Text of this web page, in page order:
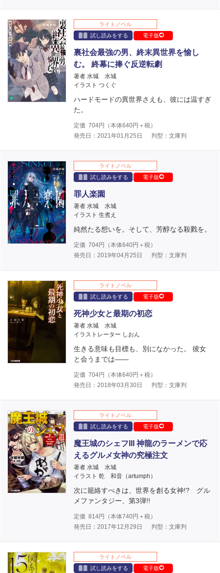
ライトノベル
試し読みをする
電子版
裏社会最強の男、終末異世界を愉し
む。 終幕に捧ぐ反逆転劇
著者 水城 水城
イラスト つくぐ
ハードモードの異世界さえも、彼には温すぎ
た。
定価 704円（本体640円＋税）
発売日：2021年01月25日
判型：文庫判
ライトノベル
試し読みをする
電子版
罪人楽園
著者 水城 水城
イラスト 生煮え
純然たる想いを。そして、芳醇なる殺戮を。
定価 704円（本体640円＋税）
発売日：2019年04月25日
判型：文庫判
ライトノベル
試し読みをする
電子版
死神少女と最期の初恋
著者 水城 水城
イラストレーター しおん
生きる意味も目標も、別になかった。 彼女
と会うまでは――
定価 704円（本体640円＋税）
発売日：2018年03月30日
判型：文庫判
ライトノベル
試し読みをする
電子版
魔王城のシェフIII 神龍のラーメンで応
えるグルメ女神の究極注文
著者 水城 水城
イラスト 乾 和音（artumph）
次に籠絡すべきは、世界を創る女神!? グル
メファンタジー、第3弾!!
定価 814円（本体740円＋税）
発売日：2017年12月29日
判型：文庫判
ライトノベル
試し読みをする
電子版